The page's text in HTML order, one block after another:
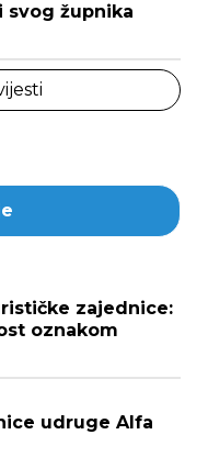
svog župnika
zajednice:
oznakom
udruge Alfa